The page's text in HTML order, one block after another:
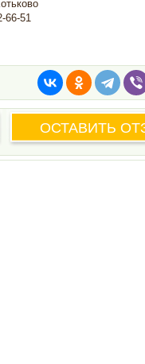
66-51
ОСТАВИТЬ